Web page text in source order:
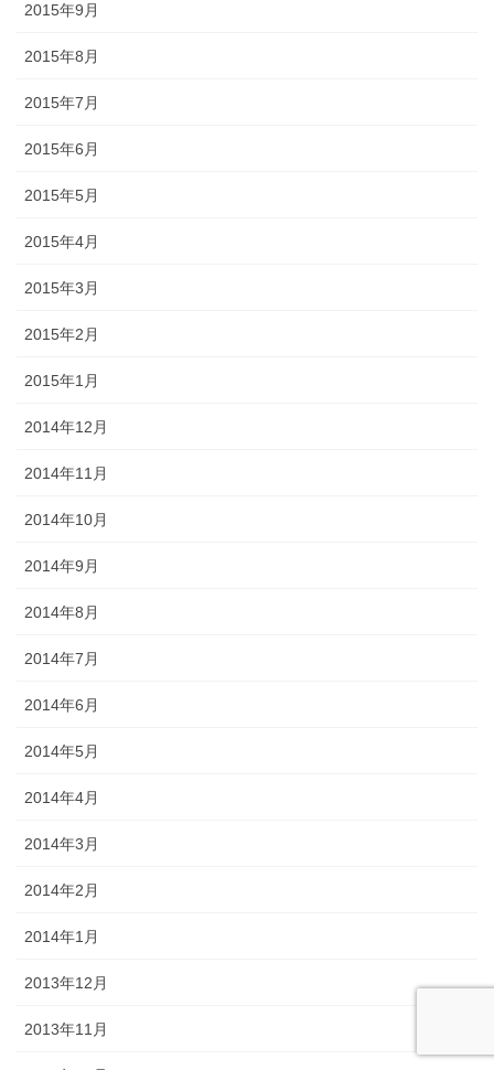
2015年9月
2015年8月
2015年7月
2015年6月
2015年5月
2015年4月
2015年3月
2015年2月
2015年1月
2014年12月
2014年11月
2014年10月
2014年9月
2014年8月
2014年7月
2014年6月
2014年5月
2014年4月
2014年3月
2014年2月
2014年1月
2013年12月
2013年11月